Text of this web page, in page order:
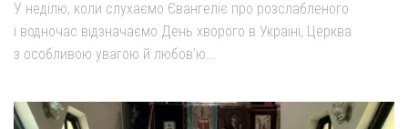
У неділю, коли слухаємо Євангеліє про розслабленого
і водночас відзначаємо День хворого в Україні, Церква
з особливою увагою й любов’ю...